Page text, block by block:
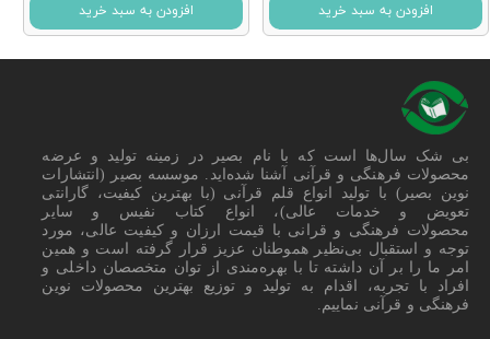
افزودن به سبد خرید افزودن به سبد خرید
بی شک سال‌ها است که با نام بصیر در زمینه تولید و عرضه
محصولات فرهنگی و قرآنی آشنا شده‌اید. موسسه بصیر (انتشارات
نوین بصیر) با تولید انواع قلم قرآنی (با بهترین کیفیت، گارانتی
تعویض و خدمات عالی)، انواع کتاب نفیس و سایر
محصولات فرهنگی و قرانی با قیمت ارزان و کیفیت عالی، مورد
توجه و استقبال بی‌نظیر هموطنان عزیز قرار گرفته است و همین
امر ما را بر آن داشته تا با بهره‌مندی از توان متخصصان داخلی و
افراد با تجربه، اقدام به تولید و توزیع بهترین محصولات نوین
فرهنگی و قرآنی نماییم.